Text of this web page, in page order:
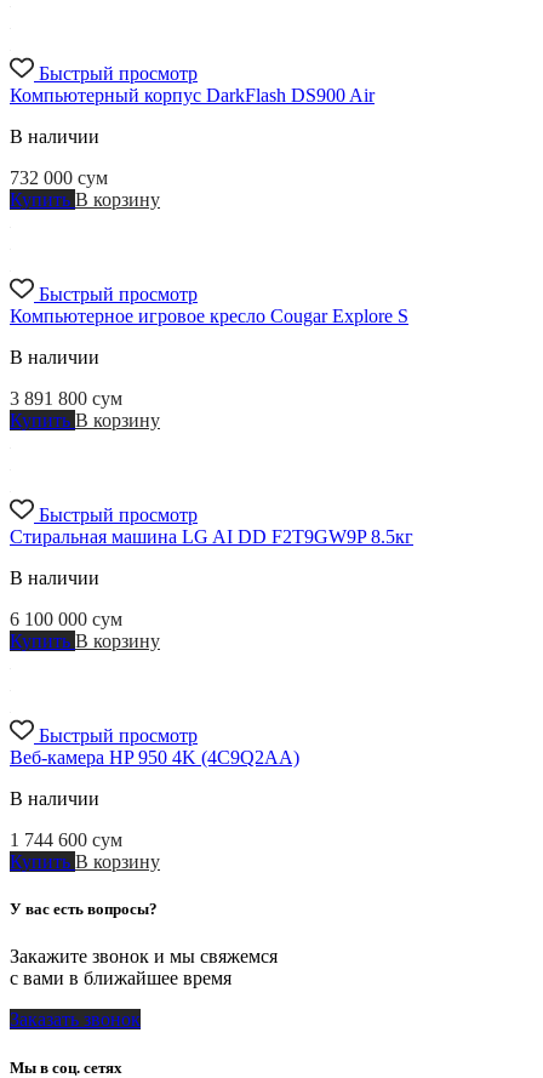
Быстрый просмотр
Компьютерный корпус DarkFlash DS900 Air
В наличии
732 000 сум
Купить В корзину
Быстрый просмотр
Компьютерное игровое кресло Cougar Explore S
В наличии
3 891 800 сум
Купить В корзину
Быстрый просмотр
Стиральная машина LG AI DD F2T9GW9P 8.5кг
В наличии
6 100 000 сум
Купить В корзину
Быстрый просмотр
Веб-камера HP 950 4K (4C9Q2AA)
В наличии
1 744 600 сум
Купить В корзину
У вас есть вопросы?
Закажите звонок и мы свяжемся
с вами в ближайшее время
Заказать звонок
Мы в соц. сетях